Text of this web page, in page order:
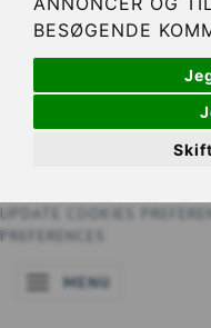
BESØGENDE
UPDATE COOKIES
PREFERENCES
BASCULER LA
MENU